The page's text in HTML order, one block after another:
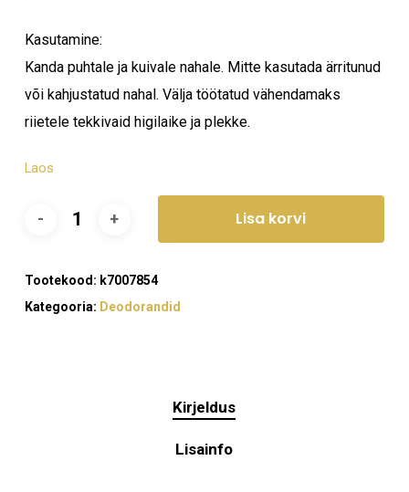
Kasutamine:
Kanda puhtale ja kuivale nahale. Mitte kasutada ärritunud
või kahjustatud nahal. Välja töötatud vähendamaks
riietele tekkivaid higilaike ja plekke.
Laos
Lisa korvi
Tootekood: k7007854
Kategooria: Deodorandid
Kirjeldus
Lisainfo